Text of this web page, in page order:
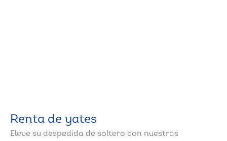
Renta de yates
Eleve su despedida de soltero con nuestras